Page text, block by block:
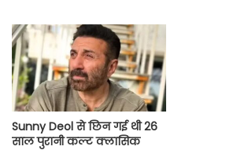
Sunny Deol से छिन गई थी 26
साल पुरानी कल्ट क्लासिक